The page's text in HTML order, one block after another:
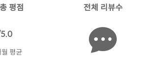
평점
평균
전체 리뷰수